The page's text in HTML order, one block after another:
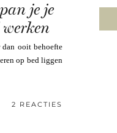
je je
ooit behoefte
op bed liggen
2 REACTIES